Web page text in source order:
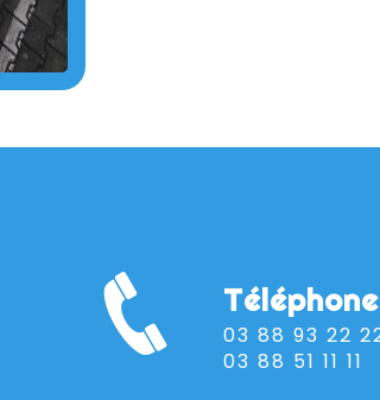
Téléphone
03 88 93 22
03 88 51 11 11